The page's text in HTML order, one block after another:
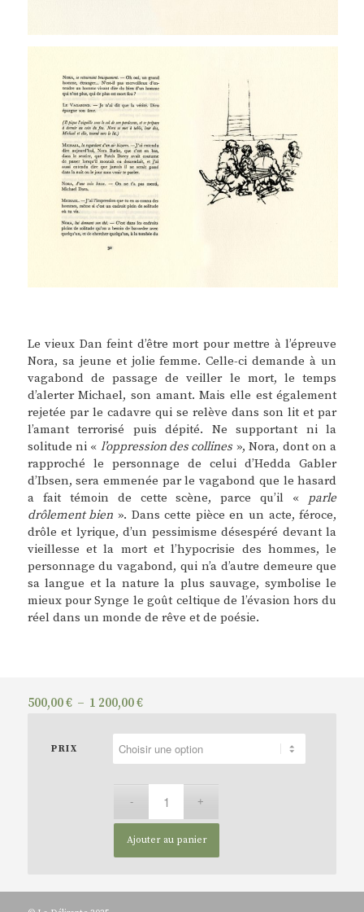
Le vieux Dan feint d’être mort pour mettre à l’épreuve
Nora, sa jeune et jolie femme. Celle-ci demande à un
vagabond de passage de veiller le mort, le temps
d’alerter Michael, son amant. Mais elle est également
rejetée par le cadavre qui se relève dans son lit et par
l’amant terrorisé puis dépité. Ne supportant ni la
solitude ni « l’oppression des collines », Nora, dont on a
rapproché le personnage de celui d’Hedda Gabler
d’Ibsen, sera emmenée par le vagabond que le hasard
a fait témoin de cette scène, parce qu’il « parle
drôlement bien ». Dans cette pièce en un acte, féroce,
drôle et lyrique, d’un pessimisme désespéré devant la
vieillesse et la mort et l’hypocrisie des hommes, le
personnage du vagabond, qui n’a d’autre demeure que
sa langue et la nature la plus sauvage, symbolise le
mieux pour Synge le goût celtique de l’évasion hors du
réel dans un monde de rêve et de poésie.
500,00€ – 1 200,00€Plage
500,00 €
200,00 €
PRIX
Ajouter au panier